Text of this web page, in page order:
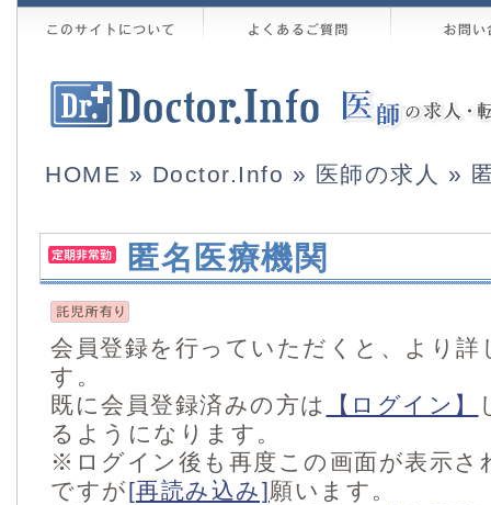
HOME » Doctor.Info » 医師の求人 »
匿名医療機関
会員登録を行っていただくと、より
す。
既に会員登録済みの方は
【ログイン】
るようになります。
※ログイン後も再度この画面が表示さ
ですが[再読み込み]願います。